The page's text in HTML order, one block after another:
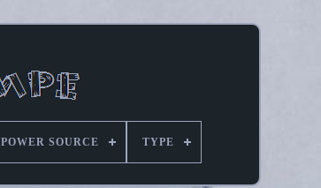
POWER SOURCE TYPE